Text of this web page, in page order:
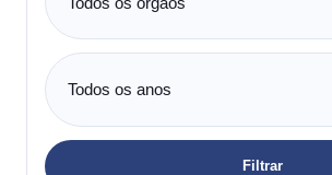
Órgão
Ano
Filtrar